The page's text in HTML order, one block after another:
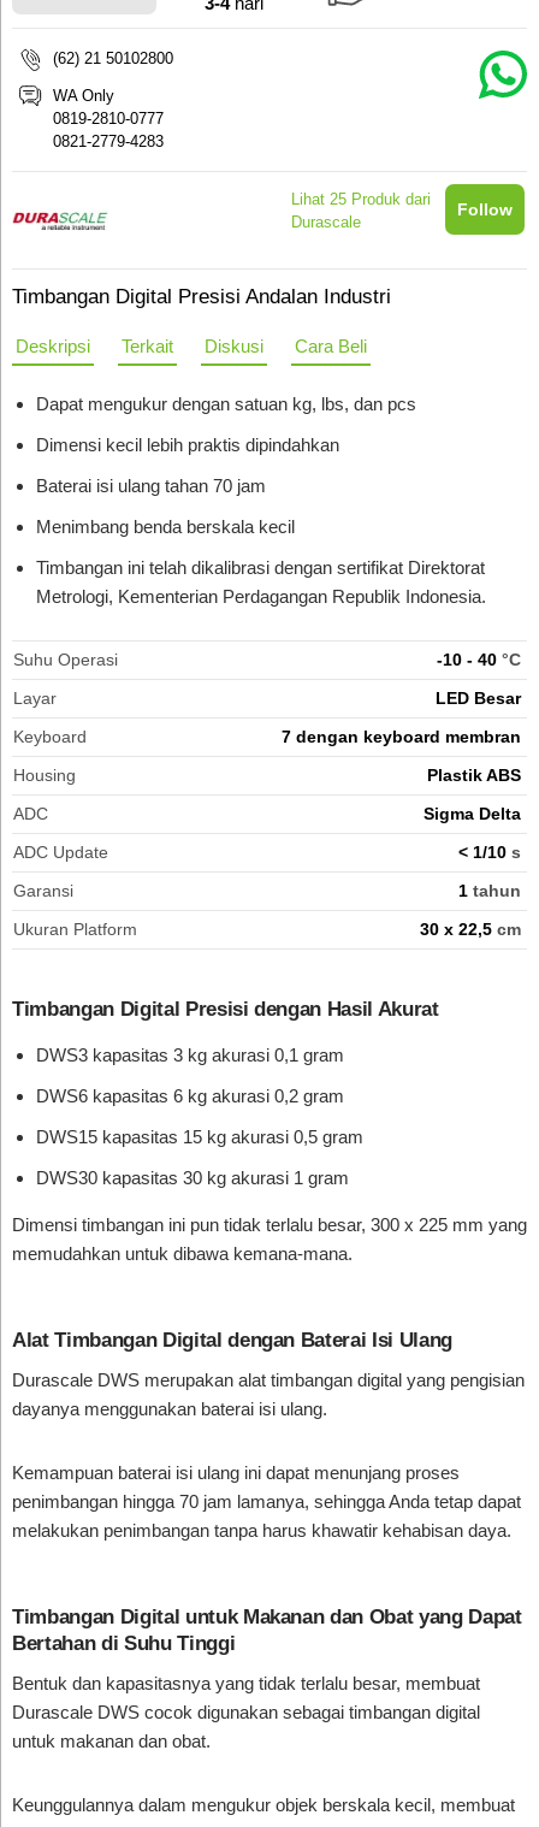
(62) 21 50102800
WA Only
0819-2810-0777
0821-2779-4283
Lihat 25 Produk dari
Durascale
Follow
Timbangan Digital Presisi Andalan Industri
Deskripsi Terkait Diskusi Cara Beli
Dapat mengukur dengan satuan kg, lbs, dan pcs
Dimensi kecil lebih praktis dipindahkan
Baterai isi ulang tahan 70 jam
Menimbang benda berskala kecil
Timbangan ini telah dikalibrasi dengan sertifikat Direktorat
Metrologi, Kementerian Perdagangan Republik Indonesia.
Suhu Operasi -10 - 40 °C
Layar
LED Besar
Keyboard
7 dengan keyboard membran
Housing
Plastik ABS
ADC
Sigma Delta
ADC Update
< 1/10 s
Garansi
1 tahun
Ukuran Platform
30 x 22,5 cm
Timbangan Digital Presisi dengan Hasil Akurat
DWS3 kapasitas 3 kg akurasi 0,1 gram
DWS6 kapasitas 6 kg akurasi 0,2 gram
DWS15 kapasitas 15 kg akurasi 0,5 gram
DWS30 kapasitas 30 kg akurasi 1 gram
Dimensi timbangan ini pun tidak terlalu besar, 300 x 225 mm yang
memudahkan untuk dibawa kemana-mana.
Alat Timbangan Digital dengan Baterai Isi Ulang
Durascale DWS merupakan alat timbangan digital yang pengisian
dayanya menggunakan baterai isi ulang.
Kemampuan baterai isi ulang ini dapat menunjang proses
penimbangan hingga 70 jam lamanya, sehingga Anda tetap dapat
melakukan penimbangan tanpa harus khawatir kehabisan daya.
Timbangan Digital untuk Makanan dan Obat yang Dapat
Bertahan di Suhu Tinggi
Bentuk dan kapasitasnya yang tidak terlalu besar, membuat
Durascale DWS cocok digunakan sebagai timbangan digital
untuk makanan dan obat.
Keunggulannya dalam mengukur objek berskala kecil, membuat